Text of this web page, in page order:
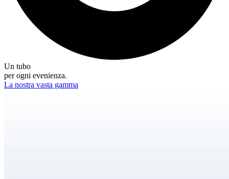
Un tubo
per ogni evenienza.
La nostra vasta gamma